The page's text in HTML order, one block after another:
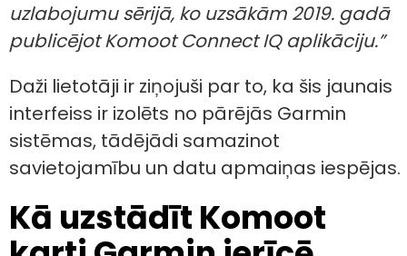
uzlabojumu sērijā, ko uzsākām 2019. gadā
publicējot Komoot Connect IQ aplikāciju.”
Daži lietotāji ir ziņojuši par to, ka šis jaunais
interfeiss ir izolēts no pārējās Garmin
sistēmas, tādējādi samazinot
savietojamību un datu apmaiņas iespējas.
Kā uzstādīt Komoot